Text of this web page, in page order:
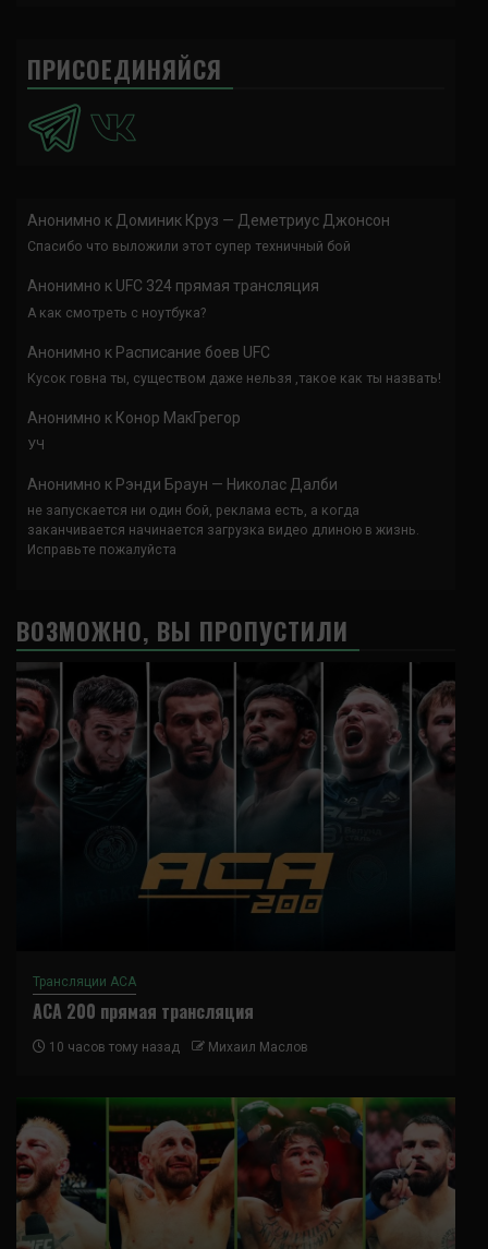
ПРИСОЕДИНЯЙСЯ
Анонимно к Доминик Круз — Деметриус Джонсон
Спасибо что выложили этот супер техничный бой
Анонимно к UFC 324 прямая трансляция
А как смотреть с ноутбука?
Анонимно к Расписание боев UFC
Кусок говна ты, существом даже нельзя ,такое как ты назвать!
Анонимно к Конор МакГрегор
УЧ
Анонимно к Рэнди Браун — Николас Далби
не запускается ни один бой, реклама есть, а когда
заканчивается начинается загрузка видео длиною в жизнь.
Исправьте пожалуйста
ВОЗМОЖНО, ВЫ ПРОПУСТИЛИ
Трансляции ACA
ACA 200 прямая трансляция
10 часов тому назад Михаил Маслов